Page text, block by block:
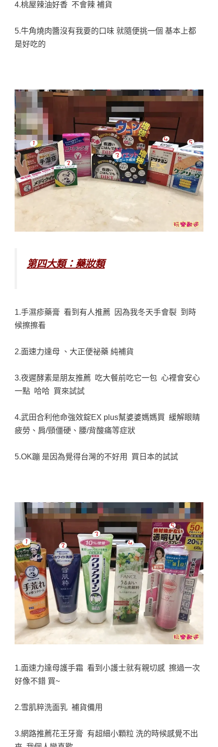
4.桃屋辣油好香 不會辣 補貨
5.牛角燒肉醬沒有我要的口味 就隨便挑一個 基本上都
是好吃的
第四大類：藥妝類
1.手濕疹藥膏 看到有人推薦 因為我冬天手會裂 到時
候擦擦看
2.面速力達母 、大正便祕藥 純補貨
3.夜遲酵素是朋友推薦 吃大餐前吃它一包 心裡會安心
一點 哈哈 買來試試
4.武田合利他命強效錠EX plus幫婆婆媽媽買 緩解眼睛
疲勞、肩/頸僵硬、腰/背酸痛等症狀
5.OK蹦 是因為覺得台灣的不好用 買日本的試試
1.面速力達母護手霜 看到小護士就有親切感 擦過一次
好像不錯 買~
2.雪肌粹洗面乳 補貨備用
3.網路推薦花王牙膏 有超細小顆粒 洗的時候感覺不出